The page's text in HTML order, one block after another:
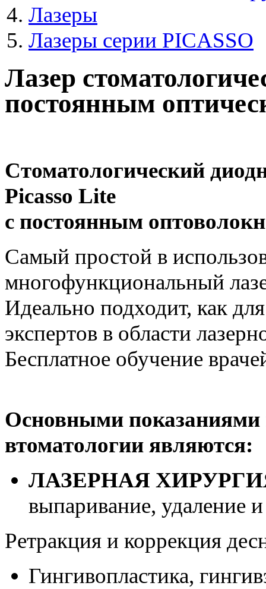
Лазеры
Лазеры серии PICASSO
Лазер
постоянным
Стоматологический
Picasso Lite
с постоянным
Самый простой в
многофункциональный
Идеально подходит, как
экспертов в области
Бесплатное обучение
Основными показаниями
втоматологии являются:
ЛАЗЕРНАЯ
выпаривание, удаление
Ретракция и коррекция
Гингивопластика,